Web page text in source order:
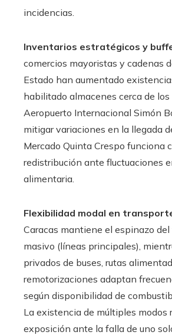
incidencias.
Inventarios estratégicos y
comercios mayoristas y cadenas
Estado han aumentado
habilitado almacenes cerca de
Aeropuerto Internacional Simón
mitigar variaciones en la llegada
Mercado Quinta Crespo funciona
redistribución ante fluctuaciones
alimentaria.
Flexibilidad modal en
Caracas mantiene el espinazo
masivo (líneas principales),
privados de buses, rutas
remotorizaciones adaptan
según disponibilidad de
La existencia de múltiples modos
exposición ante la falla de uno